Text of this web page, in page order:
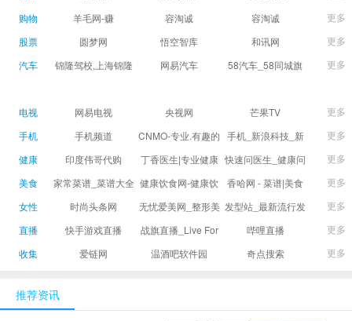
货,股指期货,手机炒
股,股票软件,炒股软
件，免费炒股软
软件,证
购物
羊毛网-赚 容淘诚 容淘诚
更多
股票
圆梦网 悟空智库 和讯网
更多
汽车
锦隆驾校,上海锦隆
网易汽车
58汽车_58同城旗
更多
电视 网易电视 央视网 芒果TV
更多
手机
手机频道
CNMO-专业.有趣的
科技新媒体
手机_新浪科技_新
浪网
更多
健康
印度伟哥代购
丁香医生|专业健康
生活方式平台
快速问医生_健康问
题免费在线咨询专
更多
美食
家常菜谱_菜谱大全
_菜谱家常菜做法大
健康饮食网-健康饮
食食谱_健康饮食小
香哈网 - 菜谱|美食
菜谱|菜谱大全-学做
更多
女性
时尚头条网
LADYMAX.cn|国内
新闻并提供奢侈品
无忧爱美网_整形美
容门户
发型站_最新流行发
型设计发型图片与
更多
直播
快手游戏直播
战旗直播_Live For
Gamers丨天生爱
哔哩直播
更多
收集
爱链网 温酒吧软件园 奇点搜索 更多
推荐资讯